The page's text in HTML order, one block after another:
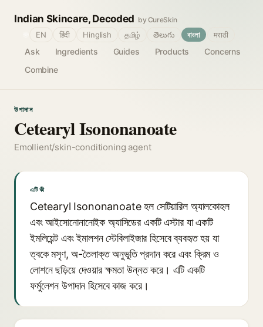
Indian Skincare, Decoded by CureSkin
Ask Ingredients Guides Products
Concerns
Combine
EN हिंदी Hinglish தமிழ் తెలుగు বাংলা मराठी
উপাদান
Cetearyl Isononanoate
Emollient/skin-conditioning agent
এটি কী
Cetearyl Isononanoate হল সেটিয়ারিল অ্যালকোহল
এবং আইসোনোনানোইক অ্যাসিডের একটি এস্টার যা একটি
ইমলিয়েন্ট এবং ইমালশন স্টেবিলাইজার হিসেবে ব্যবহৃত হয় যা
ত্বকে মসৃণ, অ-তৈলাক্ত অনুভূতি প্রদান করে এবং ক্রিম ও
লোশনে ছড়িয়ে দেওয়ার ক্ষমতা উন্নত করে। এটি একটি
ফর্মুলেশন উপাদান হিসেবে কাজ করে।